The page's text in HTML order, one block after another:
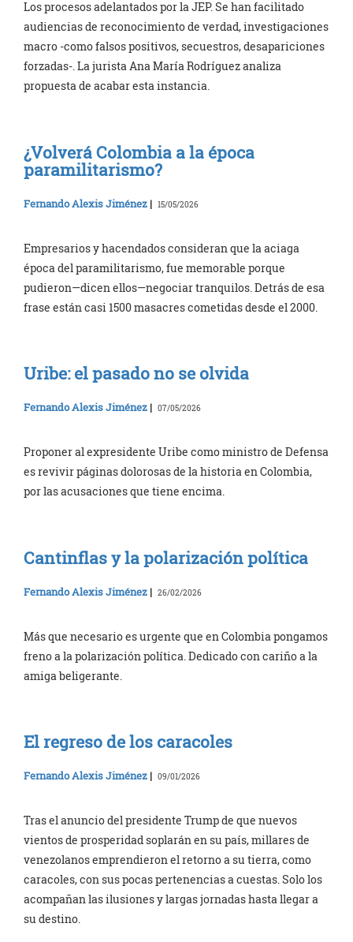
Los procesos adelantados por la JEP. Se han facilitado
audiencias de reconocimiento de verdad, investigaciones
macro -como falsos positivos, secuestros, desapariciones
forzadas-. La jurista Ana María Rodríguez analiza
propuesta de acabar esta instancia.
¿Volverá Colombia a la época
paramilitarismo?
Fernando Alexis Jiménez | 15/05/2026
Empresarios y hacendados consideran que la aciaga
época del paramilitarismo, fue memorable porque
pudieron—dicen ellos—negociar tranquilos. Detrás de esa
frase están casi 1500 masacres cometidas desde el 2000.
Uribe: el pasado no se olvida
Fernando Alexis Jiménez | 07/05/2026
Proponer al expresidente Uribe como ministro de Defensa
es revivir páginas dolorosas de la historia en Colombia,
por las acusaciones que tiene encima.
Cantinflas y la polarización política
Fernando Alexis Jiménez | 26/02/2026
Más que necesario es urgente que en Colombia pongamos
freno a la polarización política. Dedicado con cariño a la
amiga beligerante.
El regreso de los caracoles
Fernando Alexis Jiménez | 09/01/2026
Tras el anuncio del presidente Trump de que nuevos
vientos de prosperidad soplarán en su país, millares de
venezolanos emprendieron el retorno a su tierra, como
caracoles, con sus pocas pertenencias a cuestas. Solo los
acompañan las ilusiones y largas jornadas hasta llegar a
su destino.